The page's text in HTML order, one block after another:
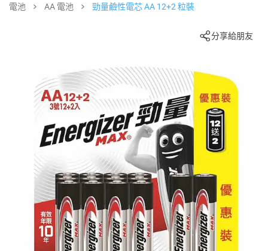
電池
AA 電池 勁量鹼性電芯 AA 12+2 粒裝
分享給朋友